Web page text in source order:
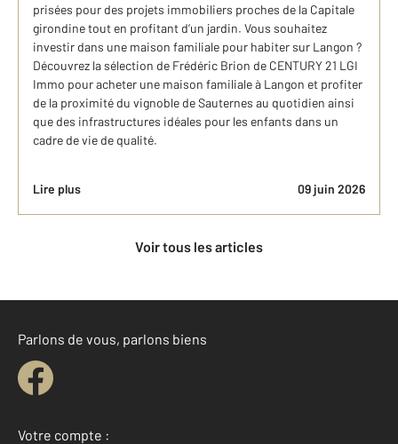
prisées pour des projets immobiliers proches de la Capitale
girondine tout en profitant d’un jardin. Vous souhaitez
investir dans une maison familiale pour habiter sur Langon ?
Découvrez la sélection de Frédéric Brion de CENTURY 21 LGI
Immo pour acheter une maison familiale à Langon et profiter
de la proximité du vignoble de Sauternes au quotidien ainsi
que des infrastructures idéales pour les enfants dans un
cadre de vie de qualité.
Lire plus 09 juin 2026
Voir tous les articles
Parlons de vous, parlons biens
Votre compte :